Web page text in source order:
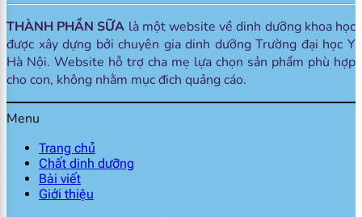
THÀNH PHẦN SỮA là một website về dinh dưỡng khoa học
được xây dựng bởi chuyên gia dinh dưỡng Trường đại học Y
Hà Nội. Website hỗ trợ cha mẹ lựa chọn sản phẩm phù hợp
cho con, không nhằm mục đich quảng cáo.
Menu
Trang chủ
Chất dinh dưỡng
Bài viết
Giới thiệu